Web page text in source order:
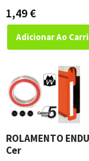
1,49 €
Adicionar Ao
ROLAMENTO
Cer